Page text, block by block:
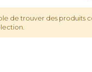
de trouver des produits